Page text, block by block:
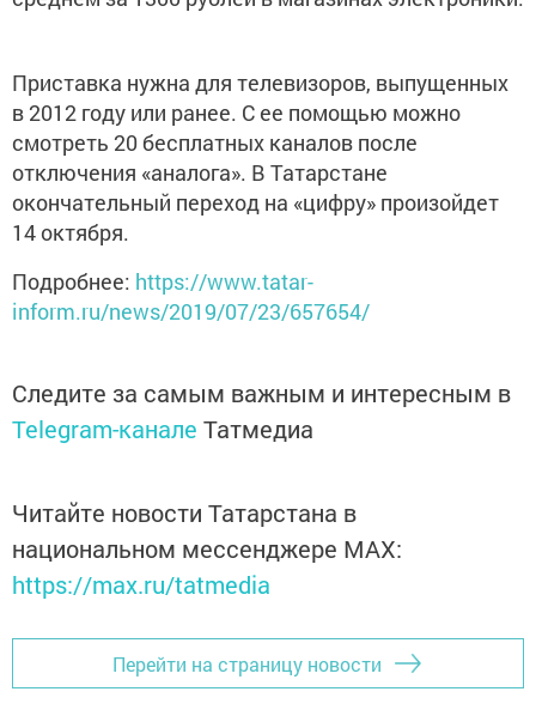
Приставка нужна для телевизоров, выпущенных
в 2012 году или ранее. С ее помощью можно
смотреть 20 бесплатных каналов после
отключения «аналога». В Татарстане
окончательный переход на «цифру» произойдет
14 октября.
Подробнее: https://www.tatar-
inform.ru/news/2019/07/23/657654/
Следите за самым важным и интересным в
Telegram-канале Татмедиа
Читайте новости Татарстана в
национальном мессенджере MАХ:
https://max.ru/tatmedia
Перейти на страницу новости